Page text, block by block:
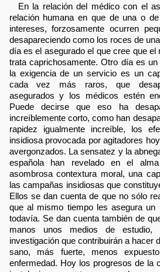
En la relación del médico con el
relación humana en que de una o
intereses, forzosamente ocurren
desapareciendo como los roces de
día es el asegurado el que cree que
trata caprichosamente. Otro día es
la exigencia de un servicio es un
cada vez más raros, que
asegurados y los médicos estén
Puede decirse que eso ha
increíblemente corto, como han
rapidez igualmente increíble, los
insidiosa provocada por agitadores
avergonzados. La sensatez y la
española han revelado en el
asombrosa contextura moral, una
las campañas insidiosas que
Ellos se dan cuenta de que no sólo
que al mismo tiempo les asegura un
todavía. Se dan cuenta también de
manos unos medios de estudio,
investigación que contribuirán a hacer
sano, más fuerte, menos
enfermedad. Hoy los progresos de la